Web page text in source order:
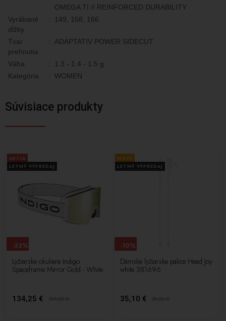
OMEGA TI // REINFORCED DURABILITY
Vyrábané
dĺžky
: 149, 158, 166
Tvar
prehnutia
: ADAPTATIV POWER SIDECUT
Váha :
1.3 - 1.4 - 1.5 g
Kategória
: WOMEN
Súvisiace produkty
AKCIA
LETNÝ VÝPREDAJ
Lyžiarske okuliare Indigo
Spaceframe Mirror Gold - White
134,25 € 199,00€
-33%
NOVÉ
LETNÝ VÝPREDAJ
Dámske lyžiarske palice Head Joy
white 381696
35,10 € 39,00€
-10%